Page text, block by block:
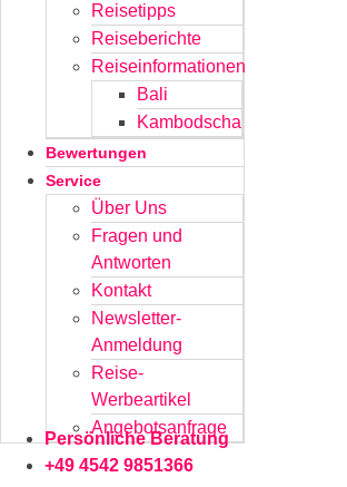
Reisetipps
Reiseberichte
Reiseinformationen
Bali
Kambodscha
Bewertungen
Service
Über Uns
Fragen und
Antworten
Kontakt
Newsletter-
Anmeldung
Reise-
Werbeartikel
Angebotsanfrage
Persönliche Beratung
+49 4542 9851366